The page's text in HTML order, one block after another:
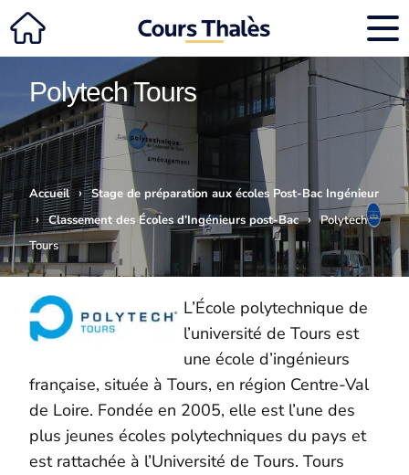
Polytech Tours
Accueil › Stage de préparation aux écoles Post-Bac Ingénieur
› Classement des Écoles d’Ingénieurs post-Bac › Polytech
Tours
L’École polytechnique de
l’université de Tours est
une école d’ingénieurs
française, située à Tours, en région Centre-Val
de Loire. Fondée en 2005, elle est l’une des
plus jeunes écoles polytechniques du pays et
est rattachée à l’Université de Tours. Tours